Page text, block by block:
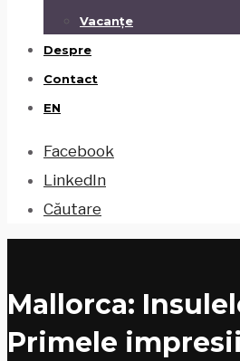
Vacanțe
Despre
Contact
EN
Facebook
LinkedIn
Căutare
Mallorca:
Primele impresii